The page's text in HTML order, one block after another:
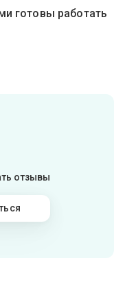
готовы работать
отзывы